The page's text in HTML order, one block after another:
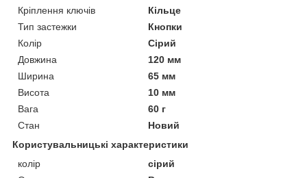
Кріплення ключів
Кільце
Тип застежки
Кнопки
Колір
Сірий
Довжина
120 мм
Ширина
65 мм
Висота
10 мм
Вага
60 г
Стан
Новий
Користувальницькі характеристики
колір
сірий